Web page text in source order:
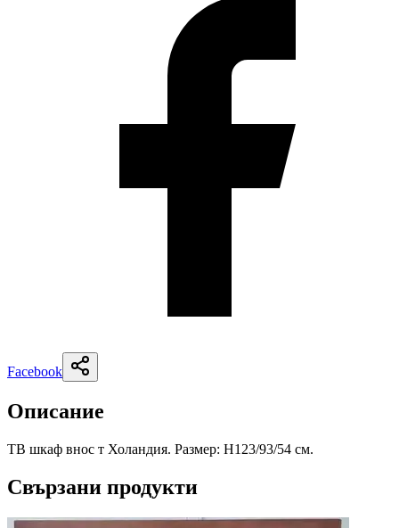
Facebook
Описание
ТВ шкаф внос т Холандия. Размер: Н123/93/54 см.
Свързани продукти